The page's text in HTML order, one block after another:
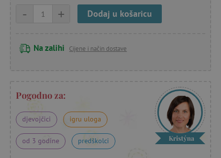
+
- Dodaj u košaricu
Na zalihi Cijene i način dostave
Pogodno za:
djevojčici igru uloga
od 3 godine predškolci Kristýna